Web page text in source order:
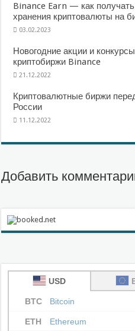
Binance Earn — как
хранения криптовалюты на
03.02.2023
Новогодние акции и
криптобиржи Binance
21.12.2022
Криптовалютные биржи
России
11.12.2022
Добавить